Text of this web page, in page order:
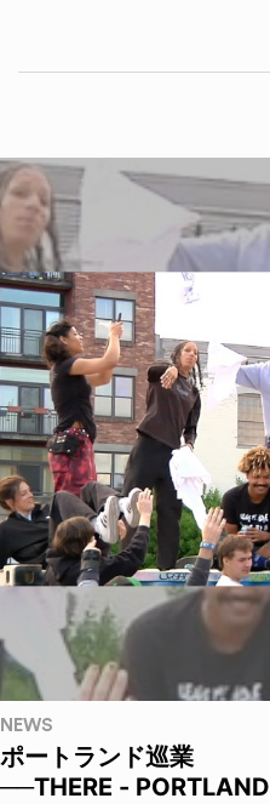
NEWS
ポートランド巡業
──THERE - PORTLAND